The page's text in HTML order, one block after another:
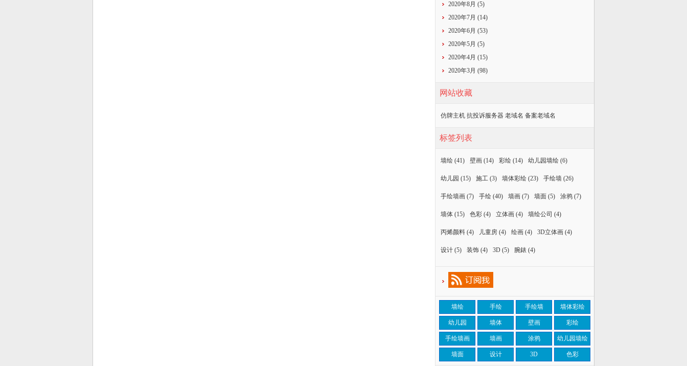
2020年8月 (5)
2020年7月 (14)
2020年6月 (53)
2020年5月 (5)
2020年4月 (15)
2020年3月 (98)
网站收藏
仿牌主机 抗投诉服务器 老域名 备案老域名
标签列表
墙绘 (41) 壁画 (14) 彩绘 (14) 幼儿园墙绘 (6)
幼儿园 (15) 施工 (3) 墙体彩绘 (23) 手绘墙 (26)
手绘墙画 (7) 手绘 (40) 墙画 (7) 墙面 (5) 涂鸦 (7)
墙体 (15) 色彩 (4) 立体画 (4) 墙绘公司 (4)
丙烯颜料 (4) 儿童房 (4) 绘画 (4) 3D立体画 (4)
设计 (5) 装饰 (4) 3D (5) 腕錶 (4)
墙绘 手绘 手绘墙 墙体彩绘
幼儿园 墙体 壁画 彩绘
手绘墙画 墙画 涂鸦 幼儿园墙绘
墙面 设计 3D 色彩